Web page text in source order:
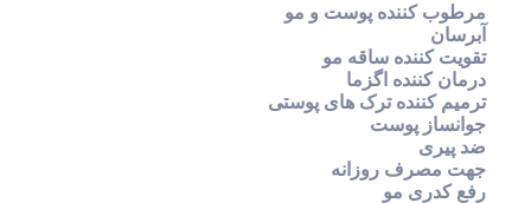
مرطوب کننده پوست و مو
آبرسان
تقویت کننده ساقه مو
درمان کننده اگزما
ترمیم کننده ترک های پوستی
جوانساز پوست
ضد پیری
جهت مصرف روزانه
رفع کدری مو